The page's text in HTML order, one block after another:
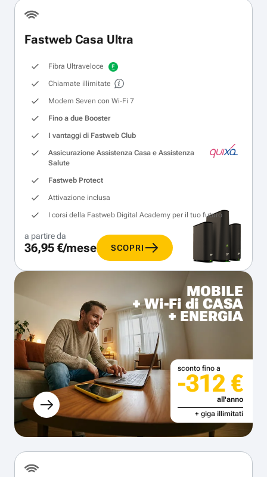
Fastweb Casa Ultra
Fibra Ultraveloce
Chiamate illimitate
Modem Seven con Wi‑Fi 7
Fino a due Booster
I vantaggi di Fastweb Club
Assicurazione Assistenza Casa e Assistenza
Salute
Fastweb Protect
Attivazione inclusa
I corsi della Fastweb Digital Academy per il tuo futuro
a partire da
36,95 €/mese SCOPRI
MOBILE
+ Wi-Fi di CASA
+ ENERGIA
sconto fino a
-312 €
all'anno
+ giga illimitati